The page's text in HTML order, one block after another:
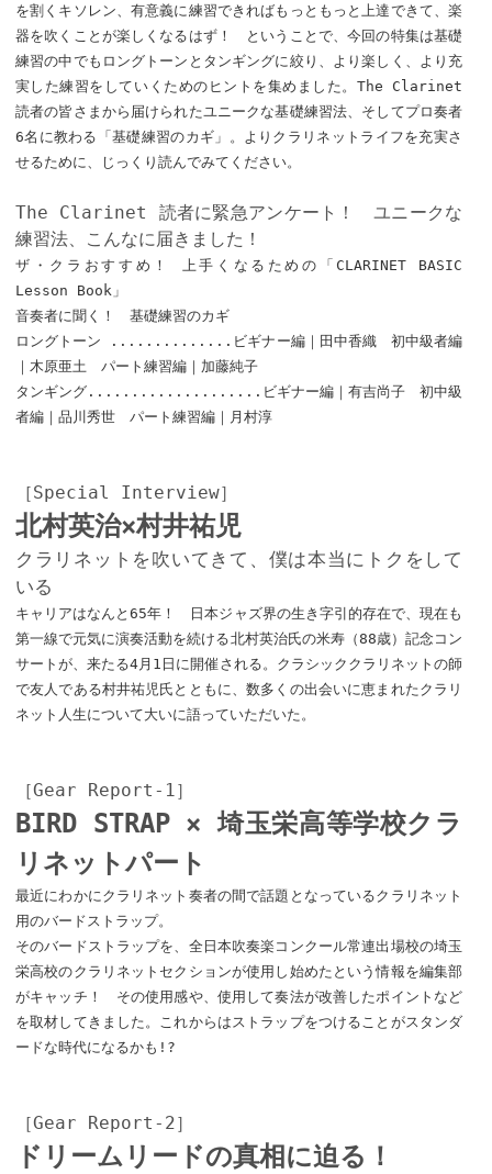
を割くキソレン、有意義に練習できればもっともっと上達できて、楽
器を吹くことが楽しくなるはず！ ということで、今回の特集は基礎
練習の中でもロングトーンとタンギングに絞り、より楽しく、より充
実した練習をしていくためのヒントを集めました。The Clarinet
読者の皆さまから届けられたユニークな基礎練習法、そしてプロ奏者
6名に教わる「基礎練習のカギ」。よりクラリネットライフを充実さ
せるために、じっくり読んでみてください。
The Clarinet 読者に緊急アンケート！ ユニークな
練習法、こんなに届きました！
ザ・クラおすすめ！ 上手くなるための「CLARINET BASIC
Lesson Book」
音奏者に聞く！ 基礎練習のカギ
ロングトーン ..............ビギナー編｜田中香織 初中級者編
｜木原亜土 パート練習編｜加藤純子
タンギング....................ビギナー編｜有吉尚子 初中級
者編｜品川秀世 パート練習編｜月村淳
［Special Interview］
北村英治×村井祐児
クラリネットを吹いてきて、僕は本当にトクをして
いる
キャリアはなんと65年！ 日本ジャズ界の生き字引的存在で、現在も
第一線で元気に演奏活動を続ける北村英治氏の米寿（88歳）記念コン
サートが、来たる4月1日に開催される。クラシッククラリネットの師
で友人である村井祐児氏とともに、数多くの出会いに恵まれたクラリ
ネット人生について大いに語っていただいた。
［Gear Report-1］
BIRD STRAP × 埼玉栄高等学校クラ
リネットパート
最近にわかにクラリネット奏者の間で話題となっているクラリネット
用のバードストラップ。
そのバードストラップを、全日本吹奏楽コンクール常連出場校の埼玉
栄高校のクラリネットセクションが使用し始めたという情報を編集部
がキャッチ！ その使用感や、使用して奏法が改善したポイントなど
を取材してきました。これからはストラップをつけることがスタンダ
ードな時代になるかも!?
［Gear Report-2］
ドリームリードの真相に迫る！